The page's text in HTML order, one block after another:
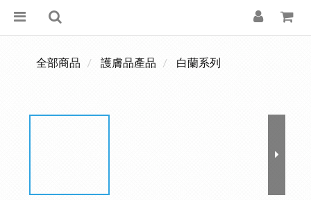
全部商品 護膚品產品 白蘭系列